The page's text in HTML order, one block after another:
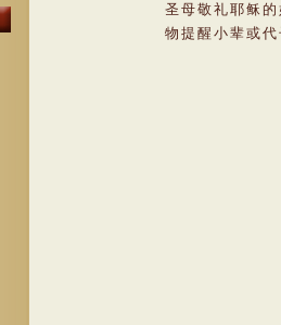
圣母敬礼耶稣
物提醒小辈或